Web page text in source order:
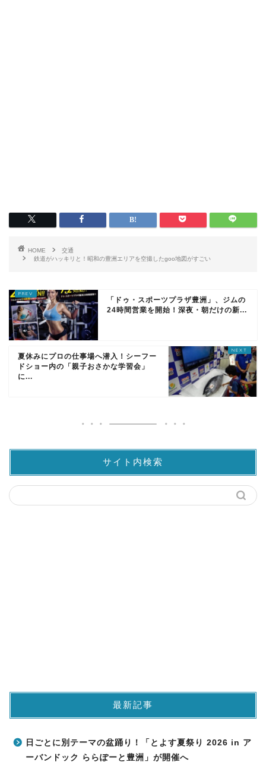
HOME
交通
鉄道がハッキリと！昭和の豊洲エリアを空撮したgoo地図がすごい
「ドゥ・スポーツプラザ豊洲」、ジムの
24時間営業を開始！深夜・朝だけの新...
夏休みにプロの仕事場へ潜入！シーフー
ドショー内の「親子おさかな学習会」
に...
サイト内検索
最新記事
日ごとに別テーマの盆踊り！「とよす夏祭り 2026 in ア
ーバンドック ららぽーと豊洲」が開催へ